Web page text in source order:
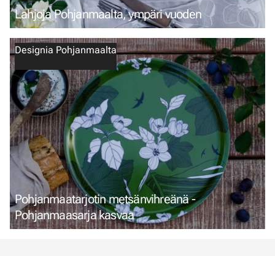
Lahjoja Pohjanmaalta, ympäri vuoden
Designia Pohjanmaalta
Pohjanmaatarjotin metsänvihreänä -
Pohjanmaasarja kasvaa